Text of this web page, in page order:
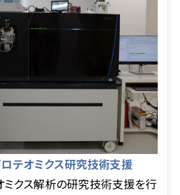
テオミクス研究技術支援
ミクス解析の研究技術支援を行